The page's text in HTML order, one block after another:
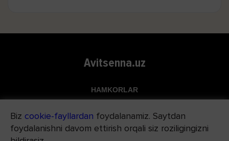
Avitsenna.uz
HAMKORLAR
Apteka.uz
Med24.uz
Biz cookie-fayllardan foydalanamiz. Saytdan
foydalanishni davom ettirish orqali siz roziligingizni